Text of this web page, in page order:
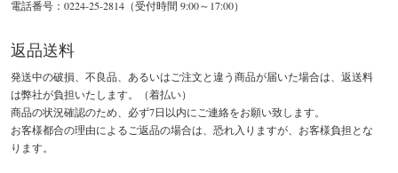
電話番号：0224-25-2814（受付時間 9:00～17:00）
返品送料
発送中の破損、不良品、あるいはご注文と違う商品が届いた場合は、返送料
は弊社が負担いたします。（着払い）
商品の状況確認のため、必ず7日以内にご連絡をお願い致します。
お客様都合の理由によるご返品の場合は、恐れ入りますが、お客様負担とな
ります。